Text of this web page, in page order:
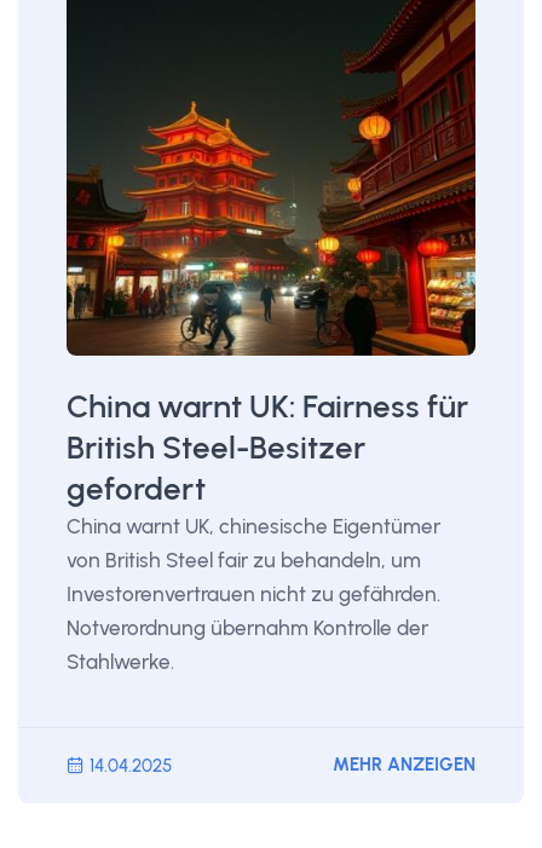
China warnt UK: Fairness für
British Steel-Besitzer
gefordert
China warnt UK, chinesische Eigentümer
von British Steel fair zu behandeln, um
Investorenvertrauen nicht zu gefährden.
Notverordnung übernahm Kontrolle der
Stahlwerke.
14.04.2025 MEHR ANZEIGEN